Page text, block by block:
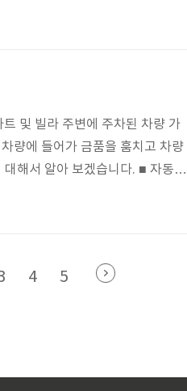
터 댑싸리를 심기 시작했습니
및 빌라 주변에 주차된 차량 가
량에 들어가 금품을 훔치고 차량
해서 알아 보겠습니다. ■ 자동차
서 방문하거나 가까운 지구대, 파
시간 및 장소 등 상세하게 설명
4 5